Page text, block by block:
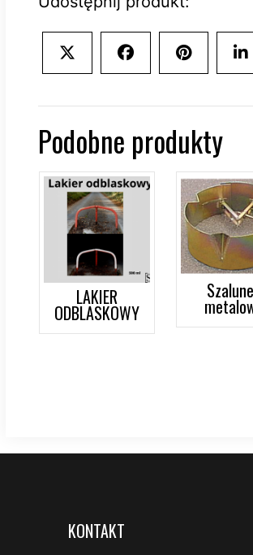
on
(Twitter)
Share
on
Share
on
Podobne produkty
LAKIER
ODBLASKOWY
KONTAKT